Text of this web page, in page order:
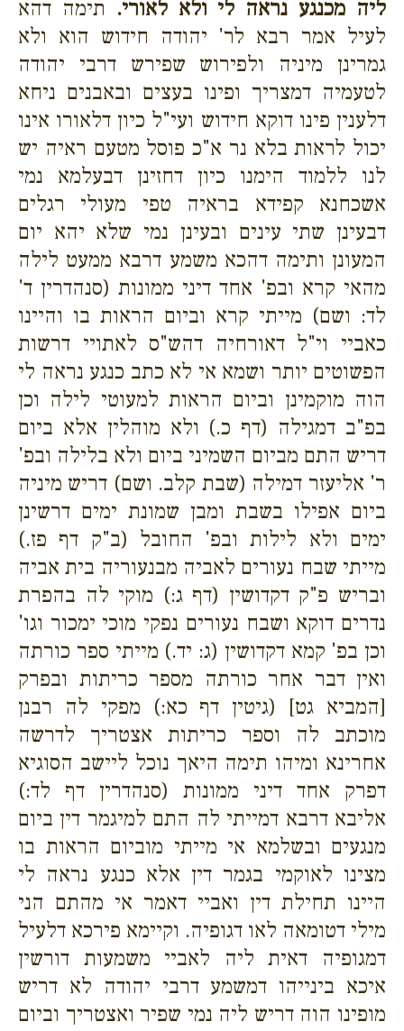
ליה מכנגע נראה לי ולא לאורי. תימה דהא
לעיל אמר רבא לר' יהודה חידוש הוא ולא
גמרינן מיניה ולפירוש שפירש דרבי יהודה
לטעמיה דמצריך ופינו בעצים ובאבנים ניחא
דלענין פינו דוקא חידוש ועי"ל כיון דלאורו אינו
יכול לראות בלא נר א"כ פוסל מטעם ראיה יש
לנו ללמוד הימנו כיון דחזינן דבעלמא נמי
אשכחנא קפידא בראיה טפי מעולי רגלים
דבעינן שתי עינים ובעינן נמי שלא יהא יום
המעונן ותימה דהכא משמע דרבא ממעט לילה
מהאי קרא ובפ' אחד דיני ממונות (סנהדרין ד'
לד: ושם) מייתי קרא וביום הראות בו והיינו
כאביי וי"ל דאורחיה דהש"ס לאתויי דרשות
הפשוטים יותר ושמא אי לא כתב כנגע נראה לי
הוה מוקמינן וביום הראות למעוטי לילה וכן
בפ"ב דמגילה (דף כ.) ולא מוהלין אלא ביום
דריש התם מביום השמיני ביום ולא בלילה ובפ'
ר' אליעזר דמילה (שבת קלב. ושם) דריש מיניה
ביום אפילו בשבת ומבן שמונת ימים דרשינן
ימים ולא לילות ובפ' החובל (ב"ק דף פז.)
מייתי שבח נעורים לאביה מבנעוריה בית אביה
ובריש פ"ק דקדושין (דף ג:) מוקי לה בהפרת
נדרים דוקא ושבח נעורים נפקי מוכי ימכור וגו'
וכן בפ' קמא דקדושין (ג: יד.) מייתי ספר כורתה
ואין דבר אחר כורתה מספר כריתות ובפרק
[המביא גט] (גיטין דף כא:) מפקי לה רבנן
מוכתב לה וספר כריתות אצטריך לדרשה
אחרינא ומיהו תימה היאך נוכל ליישב הסוגיא
דפרק אחד דיני ממונות (סנהדרין דף לד:)
אליבא דרבא דמייתי לה התם למיגמר דין ביום
מנגעים ובשלמא אי מייתי מוביום הראות בו
מצינו לאוקמי בגמר דין אלא כנגע נראה לי
היינו תחילת דין ואביי דאמר אי מהתם הני
מילי דטומאה לאו דגופיה. וקיימא פירכא דלעיל
דמגופיה דאית ליה לאביי משמעות דורשין
איכא בינייהו דמשמע דרבי יהודה לא דריש
מופינו הוה דריש ליה נמי שפיר ואצטריך וביום